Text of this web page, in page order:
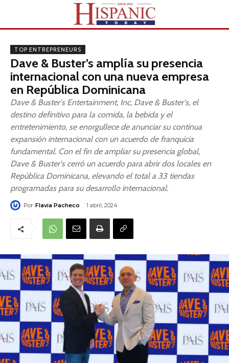
TOP ENTREPRENEURS
Dave & Buster’s amplía su presencia
internacional con una nueva empresa
en República Dominicana
Dave & Buster's Entertainment, Inc, Dave & Buster's, el
destino definitivo para la comida, la bebida y el
entretenimiento, se enorgullece de anunciar su continua
expansión internacional con un acuerdo de franquicia
fundamental. Con el fin de ampliar su presencia global,
Dave & Buster's cerró un acuerdo para abrir dos locales en
República Dominicana, elevando el total a 33 tiendas
programadas para su desarrollo internacional.
Por Flavia Pacheco 1 abril, 2024